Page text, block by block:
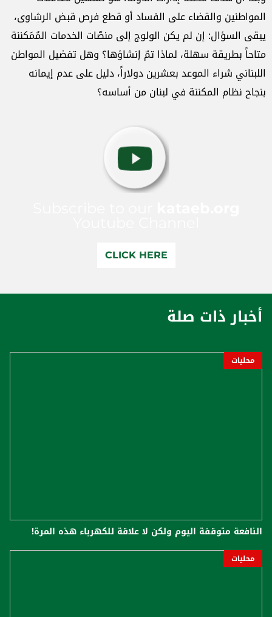
المواطنين والقضاء على الفساد أو قطع فرص قبض الرشاوى،
يبقى السؤال: إن لم يكن الولوج إلى منصّات الخدمات المُمَكننة
متاحاً بطريقة سهلة، لماذا تمّ إنشاؤها؟ وهل تفضيل المواطن
اللبناني شراء الموعد بعشرين دولاراً، دليل على عدم إيمانه
بنجاح نظام المكننة في لبنان من أساسه؟
CLICK HERE
أخبار ذات صلة
محليات
النافعة متوقفة اليوم ولكن لا علاقة للكهرباء هذه المرة!
محليات